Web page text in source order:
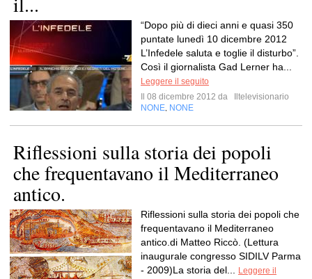
“Dopo più di dieci anni e quasi 350
puntate lunedì 10 dicembre 2012
L’Infedele saluta e toglie il disturbo”.
Così il giornalista Gad Lerner ha...
Leggere il seguito
Il 08 dicembre 2012 da
Iltelevisionario
NONE NONE
Riflessioni sulla storia dei popoli
che frequentavano il Mediterraneo
antico.
Riflessioni sulla storia dei popoli che
frequentavano il Mediterraneo
antico.di Matteo Riccò. (Lettura
inaugurale congresso SIDILV Parma
- 2009)La storia del...
Leggere il